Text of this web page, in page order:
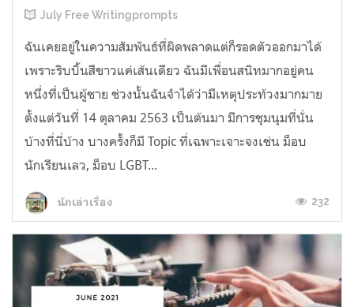
July Free Writingprompts
ฉันเคยอยู่ในความสัมพันธ์ที่ผิดพลาดแต่ก็รอดตัวออกมาได้
เพราะริบบิ้นสีขาวแค่เส้นเดียว ฉันมีเพื่อนสนิทมากอยู่คน
หนึ่งที่เป็นผู้ชาย ช่วงนั้นฉันจำได้ว่ามีเหตุประท้วงมากมาย
ตั้งแต่วันที่ 14 ตุลาคม 2563 เป็นต้นมา มีการชุมนุมที่นั่น
บ้างที่นี่บ้าง บางครั้งก็มี Topic ที่เฉพาะเจาะจงเช่น ม็อบ
นักเรียนเลว, ม็อบ LGBT...
นักเล่าเรื่อง 232